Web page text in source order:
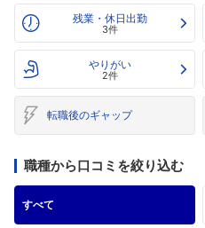
残業・休日出勤
3件
やりがい
2件
転職後のギャップ
職種から口コミを絞り込む
すべて